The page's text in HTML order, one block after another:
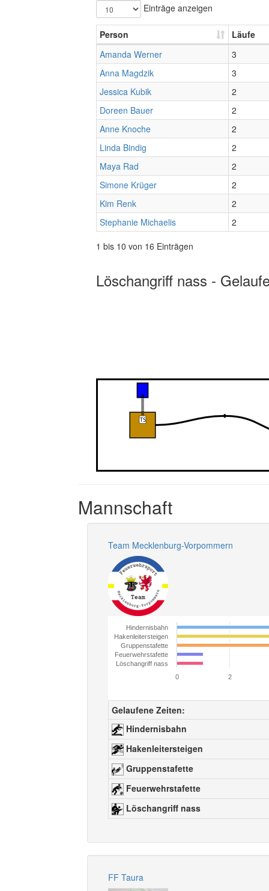
Einträge anzeigen
Person
Läufe
Amanda Werner
3
Anna Magdzik
3
Jessica Kubik
2
Doreen Bauer
2
Anne Knoche
2
Linda Bindig
2
Maya Rad
2
Simone Krüger
2
Kim Renk
2
Stephanie Michaelis
2
1 bis 10 von 16 Einträgen
Löschangriff nass -
Mannschaft
Team Mecklenburg-Vorpommern
Hindernisbahn
Hakenleitersteigen
Gruppenstafette
Feuerwehrstafette
Löschangriff nass
0
2
Gelaufene Zeiten:
Hindernisbahn
Hakenleitersteigen
Gruppenstafette
Feuerwehrstafette
Löschangriff nass
FF Taura